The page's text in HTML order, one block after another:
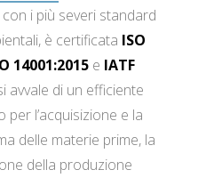
con i più severi standard
è certificata ISO
14001:2015e IATF
avvale di un efficiente
per l’acquisizione e la
delle materie prime, la
della produzione